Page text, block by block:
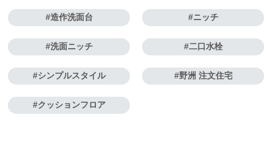
造作洗面台 ニッチ
洗面ニッチ 二口水栓
シンプルスタイル 野洲 注文住宅
クッションフロア